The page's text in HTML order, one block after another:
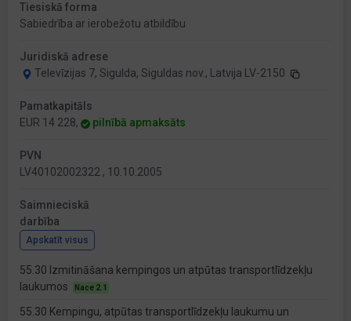
Tiesiskā forma
Sabiedrība ar ierobežotu atbildību
Juridiskā adrese
Televīzijas 7, Sigulda, Siguldas nov., Latvija LV-2150
Pamatkapitāls
EUR 14 228,
pilnībā apmaksāts
PVN
LV40102002322 , 10.10.2005
Saimnieciskā
darbība
Apskatīt visus
55.30 Izmitināšana kempingos un atpūtas transportlīdzekļu
laukumos
Nace 2.1
55.30 Kempingu, atpūtas transportlīdzekļu laukumu un